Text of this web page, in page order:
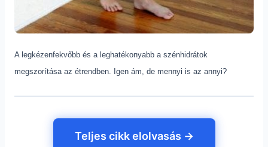
A legkézenfekvőbb és a leghatékonyabb a szénhidrátok
megszorítása az étrendben. Igen ám, de mennyi is az annyi?
Teljes cikk elolvasás →